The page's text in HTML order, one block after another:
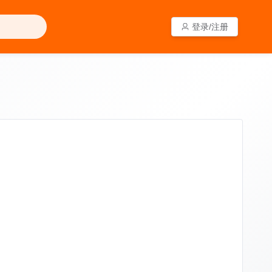
登录/注册
登录/注册